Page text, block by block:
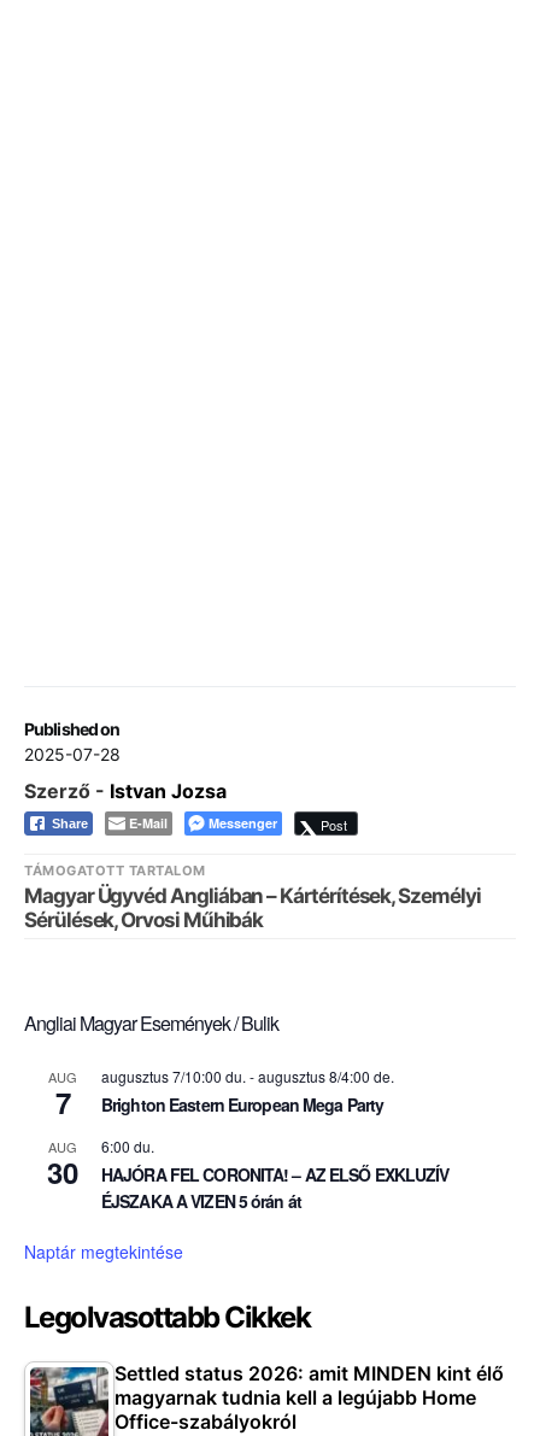
Published on
2025-07-28
Szerző - Istvan Jozsa
Share E-Mail Messenger Post
TÁMOGATOTT TARTALOM
Magyar Ügyvéd Angliában – Kártérítések, Személyi
Sérülések, Orvosi Műhibák
Angliai Magyar Események / Bulik
AUG
7
augusztus 7/10:00 du. -augusztus 8/4:00 de.
Brighton Eastern European Mega Party
AUG
30
6:00 du.
HAJÓRA FEL CORONITA! – AZ ELSŐ EXKLUZÍV
ÉJSZAKA A VIZEN 5 órán át
Naptár megtekintése
Legolvasottabb Cikkek
Settled status 2026: amit MINDEN kint élő
magyarnak tudnia kell a legújabb Home
Office-szabályokról